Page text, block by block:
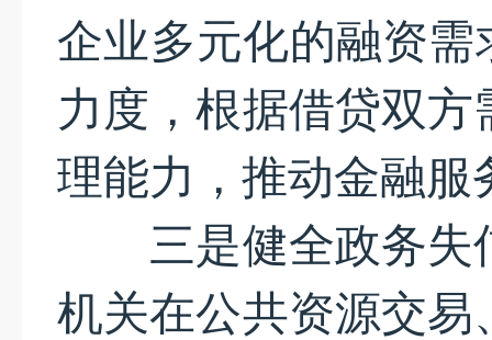
企业多元化的融资
力度，根据借贷双
理能力，推动金融服
三是健全政务失
机关在公共资源交